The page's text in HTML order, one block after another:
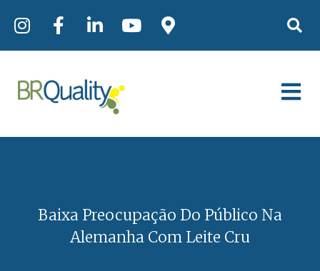
Baixa Preocupação Do Público Na
Alemanha Com Leite Cru